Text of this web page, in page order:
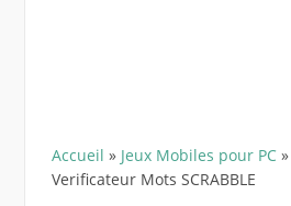
Accueil » Jeux Mobiles pour PC»
Verificateur Mots SCRABBLE